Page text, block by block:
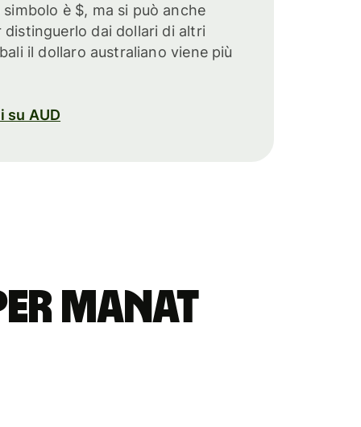
è $, ma si può anche
distinguerlo dai dollari di altri
il dollaro australiano viene più
su AUD
manat